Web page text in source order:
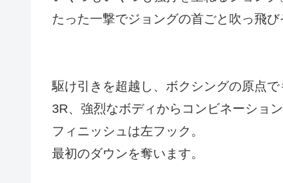
たった一撃でジョングの首ごと吹っ飛び
駆け引きを超越し、ボクシングの原点で
3R、強烈なボディからコンビネーショ
フィニッシュは左フック。
最初のダウンを奪います。